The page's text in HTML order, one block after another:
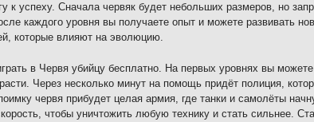
к успеху. Сначала червяк будет небольших размеров, но
каждого уровня вы получаете опыт и можете развивать
которые влияют на эволюцию.
в Червя убийцу бесплатно. На первых уровнях вы
Через несколько минут на помощь придёт полиция,
червя прибудет целая армия, где танки и самолёты
чтобы уничтожить любую технику и стать сильнее.